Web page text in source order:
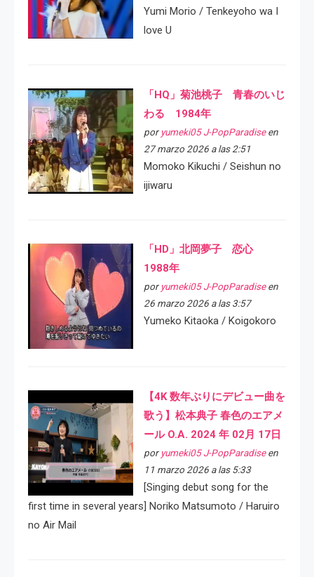
Yumi Morio / Tenkeyoho wa I
love U
「HQ」菊池桃子 青春のいじ
わる 1984年
por yumeki05 J-PopParadiseen
27 marzo 2026 a las 2:51
Momoko Kikuchi / Seishun no
ijiwaru
「HD」北岡夢子 恋心
1988年
por yumeki05 J-PopParadiseen
26 marzo 2026 a las 3:57
Yumeko Kitaoka / Koigokoro
【4K 数年ぶりにデビュー曲を
歌う】松本典子 春色のエアメ
ール O.A. 2024 年 02月 17日
por yumeki05 J-PopParadiseen
11 marzo 2026 a las 5:33
[Singing debut song for the
first time in several years] Noriko Matsumoto / Haruiro
no Air Mail